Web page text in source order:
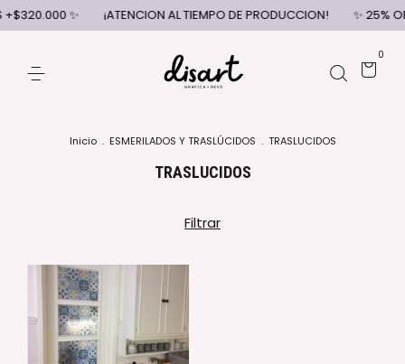
+$320.000 ✨ ¡ATENCION AL TIEMPO DE PRODUCCION! ✨ 25%
0
Inicio . ESMERILADOS Y TRASLÚCIDOS . TRASLUCIDOS
TRASLUCIDOS
Filtrar